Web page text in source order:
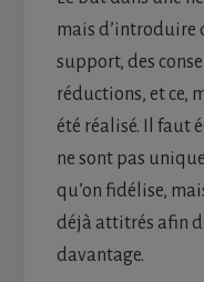
mais d’introduire
support, des
réductions, et ce,
été réalisé. Il faut
ne sont pas
qu’on fidélise,
déjà attitrés afin
davantage.